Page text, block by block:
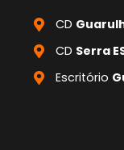
CD
CD Serra
Escritório